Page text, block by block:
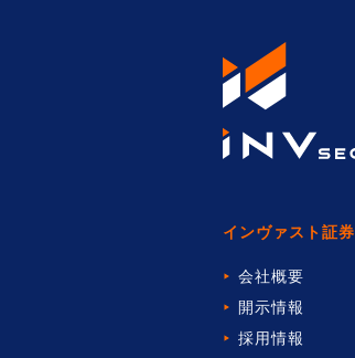
インヴァスト証券
会社概要
開示情報
採用情報